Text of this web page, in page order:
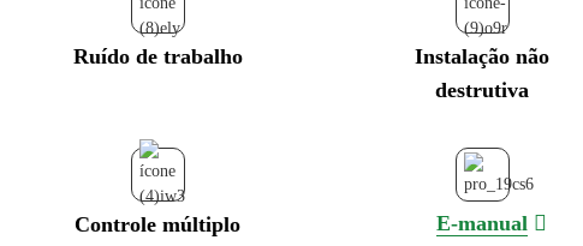
Ruído de trabalho
Instalação não
destrutiva
Controle múltiplo E-manual